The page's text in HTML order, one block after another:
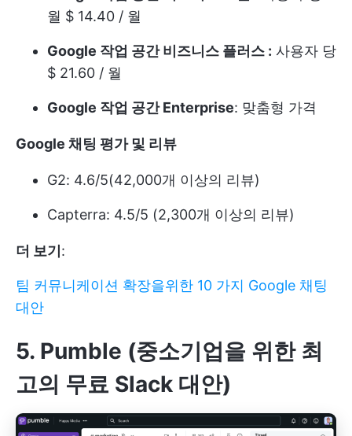
월 $ 14.40 / 월
Google 작업 공간 비즈니스 플러스 : 사용자 당
$ 21.60 / 월
Google 작업 공간 Enterprise: 맞춤형 가격
Google 채팅 평가 및 리뷰
G2: 4.6/5(42,000개 이상의 리뷰)
Capterra: 4.5/5 (2,300개 이상의 리뷰)
더 보기:
팀 커뮤니케이션 확장을위한 10 가지 Google 채팅
대안
5. Pumble (중소기업을 위한 최
고의 무료 Slack 대안)